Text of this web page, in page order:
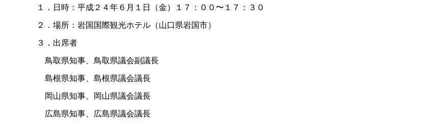
１．日時：平成２４年６月１日（金）１７：００〜１７：３０
２．場所：岩国国際観光ホテル（山口県岩国市）
３．出席者
鳥取県知事、鳥取県議会副議長
島根県知事、島根県議会議長
岡山県知事、岡山県議会議長
広島県知事、広島県議会議長